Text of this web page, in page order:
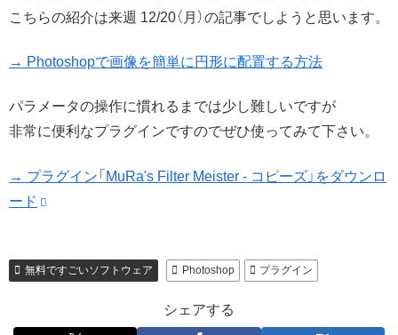
こちらの紹介は来週 12/20（月）の記事でしようと思います。
→ Photoshopで画像を簡単に円形に配置する方法
パラメータの操作に慣れるまでは少し難しいですが
非常に便利なプラグインですのでぜひ使ってみて下さい。
→ プラグイン「MuRa's Filter Meister - コピーズ」をダウンロ
ード
無料ですごいソフトウェア Photoshop プラグイン
シェアする